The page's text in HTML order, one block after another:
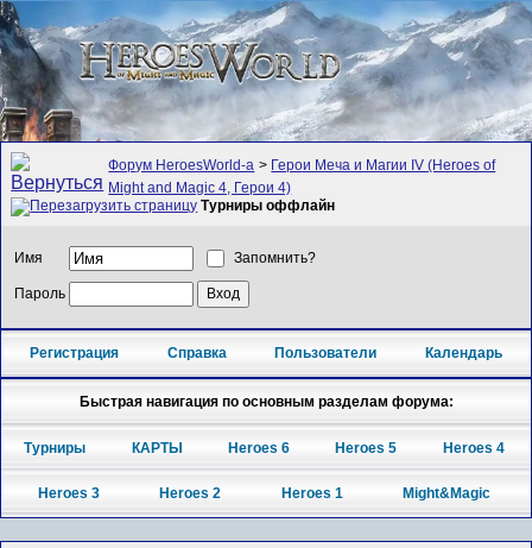
Форум HeroesWorld-а > Герои Меча и Магии IV (Heroes of
Might and Magic 4, Герои 4)
Турниры оффлайн
Имя Запомнить?
Пароль
Регистрация Справка Пользователи Календарь
Быстрая навигация по основным разделам форума:
Турниры КАРТЫ Heroes 6 Heroes 5 Heroes 4
Heroes 3 Heroes 2 Heroes 1 Might&Magic